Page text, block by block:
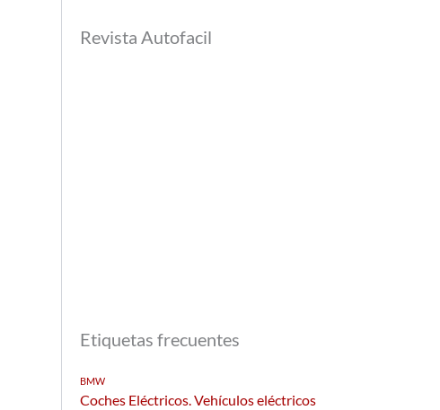
Revista Autofacil
Etiquetas frecuentes
BMW
Coches Eléctricos. Vehículos eléctricos